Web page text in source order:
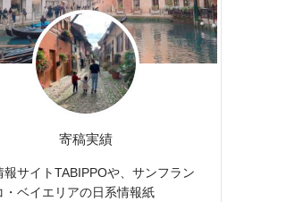
寄稿実績
報サイトTABIPPOや、サンフラン
・ベイエリアの日系情報紙